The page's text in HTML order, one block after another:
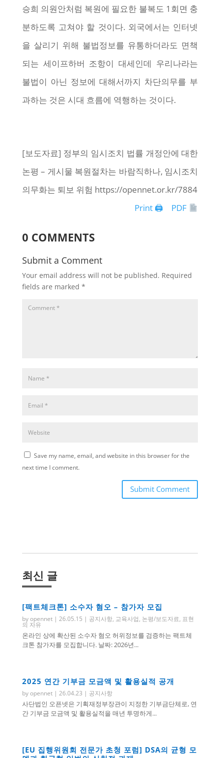
승희 의원안처럼 복원에 필요한 불복도 1회면 충
분하도록 고쳐야 할 것이다. 외국에서는 인터넷
을 살리기 위해 불법정보를 유통하더라도 면책
되는 세이프하버 조항이 대세인데 우리나라는
불법이 아닌 정보에 대해서까지 차단의무를 부
과하는 것은 시대 흐름에 역행하는 것이다.
[보도자료] 정부의 임시조치 법률 개정안에 대한
논평 – 게시물 복원절차는 바람직하나, 임시조치
의무화는 퇴보 위험 https://opennet.or.kr/7884
Print 🖨
PDF
0 COMMENTS
Submit a Comment
Your email address will not be published. Required
fields are marked *
Save my name, email, and website in this browser for the
next time I comment.
Submit Comment
최신 글
[팩트체크톤] 소수자 혐오 – 참가자 모집
byopennet| 26.05.15 | 공지사항, 교육사업, 논평/보도자료, 표현
의 자유
온라인 상에 확산된 소수자 혐오 허위정보를 검증하는 팩트체
크톤 참가자를 모집합니다. 날짜: 2026년...
2025 연간 기부금 모금액 및 활용실적 공개
byopennet| 26.04.23 | 공지사항
사단법인 오픈넷은 기획재정부장관이 지정한 기부금단체로, 연
간 기부금 모금액 및 활용실적을 매년 투명하게...
[EU 집행위원회 전문가 초청 포럼] DSA의 균형 모